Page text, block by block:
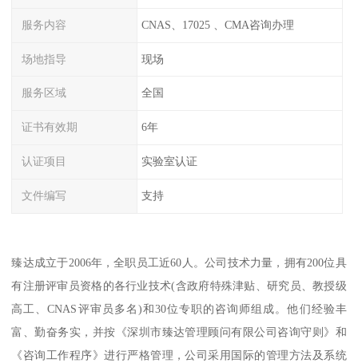
服务内容 CNAS、17025 、CMA咨询办理
场地指导 现场
服务区域 全国
证书有效期 6年
认证项目 实验室认证
文件编写 支持
臻达成立于2006年，全职员工近60人。公司技术力量，拥有200位具
有注册评审员资格的各行业技术(含政府特殊津贴、研究员、教授级
高工、CNAS评审员多名)和30位专职的咨询师组成。他们经验丰
富、勤奋务实，并按《深圳市臻达管理顾问有限公司咨询守则》和
《咨询工作程序》进行严格管理，公司采用国际的管理方法及系统